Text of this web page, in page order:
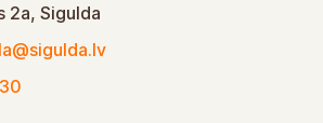
2a, Sigulda